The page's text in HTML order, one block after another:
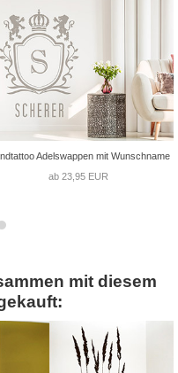
Adelswappen mit Wunschname
ab 23,95 EUR
mit diesem